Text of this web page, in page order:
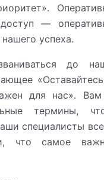
—
успеха.
до
для нас».
термины,
специалисты
что самое